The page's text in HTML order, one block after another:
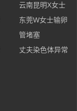
云南昆明X女士
东莞W女士输卵
管堵塞
丈夫染色体异常